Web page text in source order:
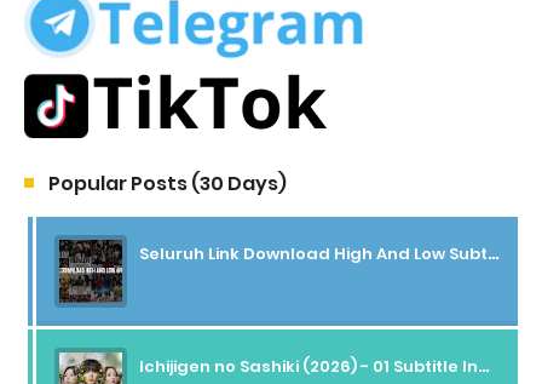
Popular Posts (30 Days)
Seluruh Link Download High And Low Subtitle Indonesia
Ichijigen no Sashiki (2026) - 01 Subtitle Indonesia